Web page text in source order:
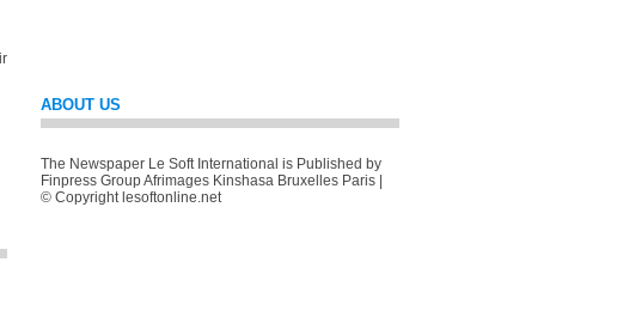
ABOUT US
The Newspaper Le Soft International is Published by
Finpress Group Afrimages Kinshasa Bruxelles Paris |
© Copyright lesoftonline.net